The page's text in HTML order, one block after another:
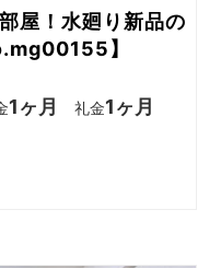
屋！水廻り新品の
】
1ヶ月 礼金1ヶ月